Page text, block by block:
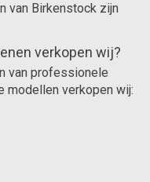
van Birkenstock zijn
verkopen wij?
van professionele
modellen verkopen wij: